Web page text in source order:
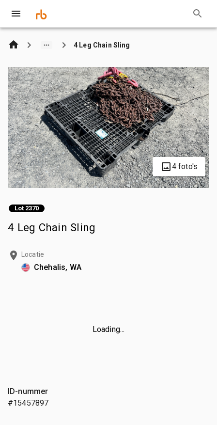
4 Leg Chain Sling
4 foto's
Lot 2370
4 Leg Chain Sling
Locatie
Chehalis, WA
Loading...
ID-nummer
#15457897